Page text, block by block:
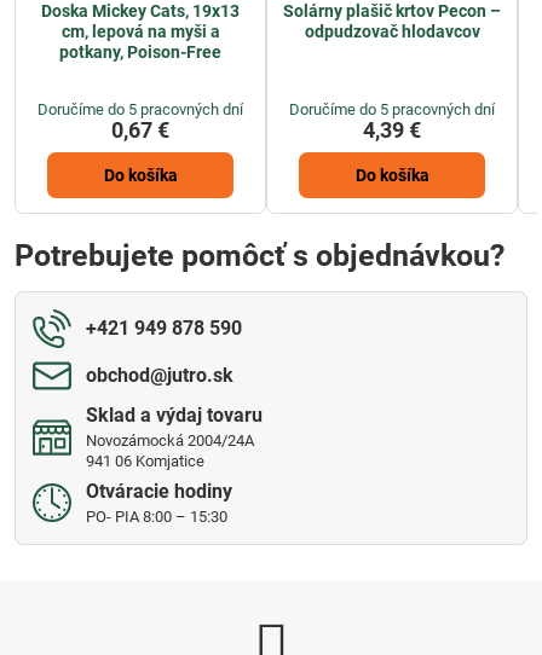
Doska Mickey Cats, 19x13
cm, lepová na myši a
potkany, Poison-Free
Doručíme do 5 pracovných dní
0,67 €
Do košíka
Solárny plašič krtov Pecon –
odpudzovač hlodavcov
Doručíme do 5 pracovných dní
4,39 €
Do košíka
Potrebujete pomôcť s objednávkou?
+421 949 878 590
obchod​@jutro​.sk
Sklad a výdaj tovaru
Novozámocká 2004/24A
941 06 Komjatice
Otváracie hodiny
PO- PIA 8:00 – 15:30